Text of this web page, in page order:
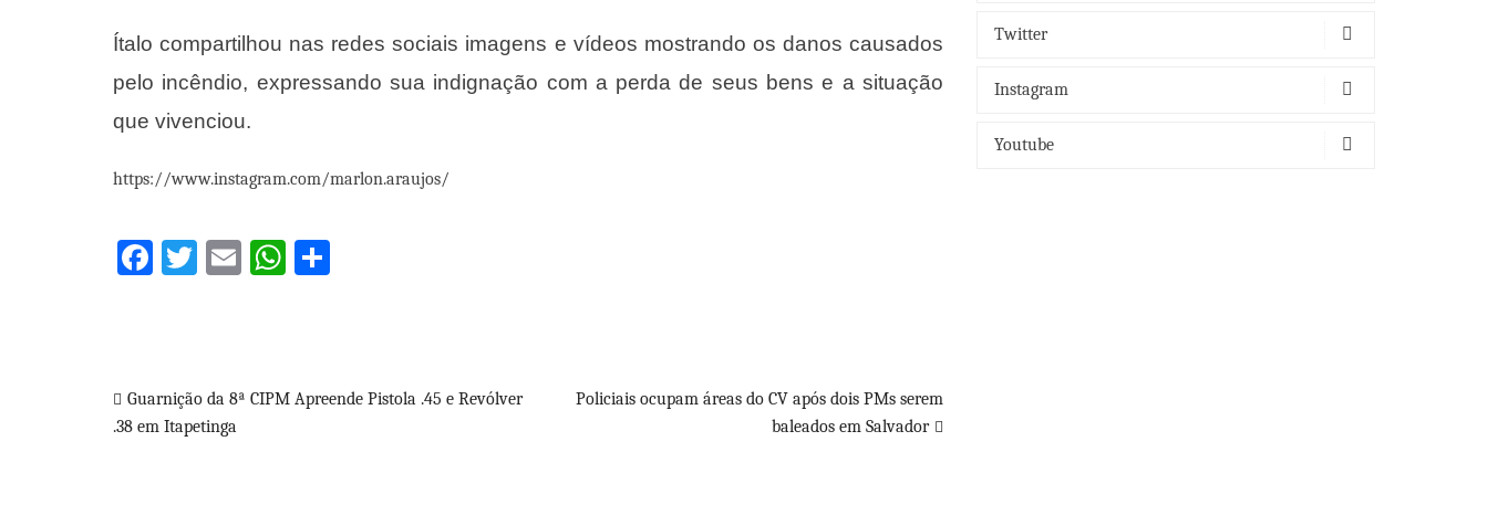
Ítalo compartilhou nas redes sociais imagens e vídeos mostrando os danos causados
pelo incêndio, expressando sua indignação com a perda de seus bens e a situação
que vivenciou.
https://www.instagram.com/marlon.araujos/
Facebook
Twitter
EmailWhatsApp
Navegação
Guarnição da 8ª CIPM Apreende Pistola .45 e Revólver
.38 em Itapetinga
Policiais ocupam áreas do CV após dois PMs serem
baleados em Salvador
Twitter
Instagram
Youtube